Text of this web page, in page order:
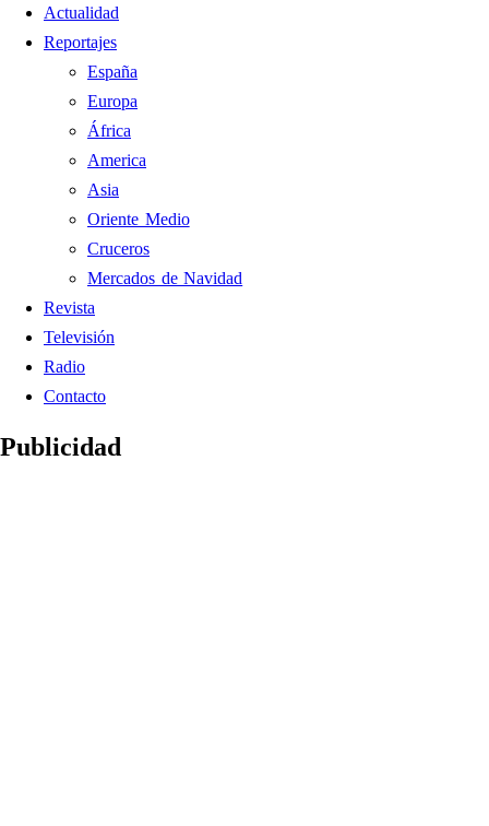
Actualidad
Reportajes
España
Europa
África
America
Asia
Oriente Medio
Cruceros
Mercados de Navidad
Revista
Televisión
Radio
Contacto
Publicidad